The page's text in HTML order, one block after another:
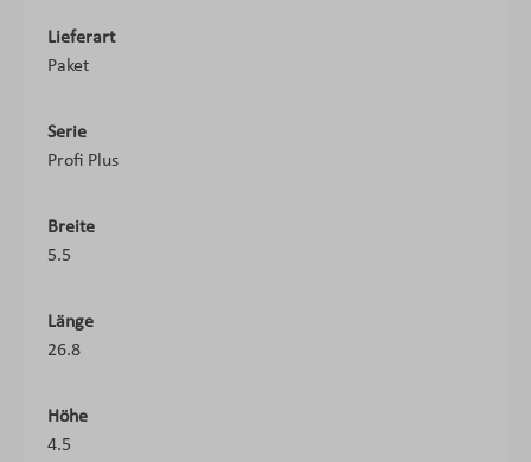
Lieferart
Paket
Serie
Profi Plus
Breite
5.5
Länge
26.8
Höhe
4.5